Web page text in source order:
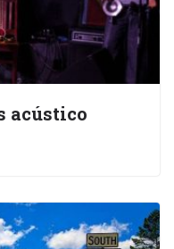
acústico